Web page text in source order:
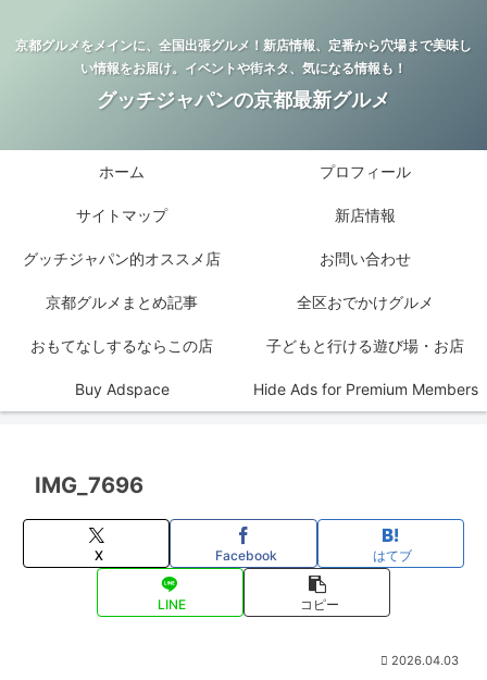
京都グルメをメインに、全国出張グルメ！新店情報、定番から穴場まで美味し
い情報をお届け。イベントや街ネタ、気になる情報も！
グッチジャパンの京都最新グルメ
ホーム プロフィール
サイトマップ 新店情報
グッチジャパン的オススメ店 お問い合わせ
京都グルメまとめ記事 全区おでかけグルメ
おもてなしするならこの店 子どもと行ける遊び場・お店
Buy Adspace Hide Ads for Premium Members
IMG_7696
X Facebook はてブ
LINE コピー
2026.04.03